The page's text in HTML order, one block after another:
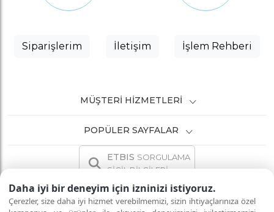
Daha iyi bir deneyim için izninizi istiyoruz.
Çerezler, size daha iyi hizmet verebilmemizi, sizin ihtiyaçlarınıza özel
Siparişlerim İletişim İşlem Rehberi
MÜŞTERI HIZMETLERI
POPÜLER SAYFALAR
ETBIS SORGULAMA
SİCİL BİLGİLERİ